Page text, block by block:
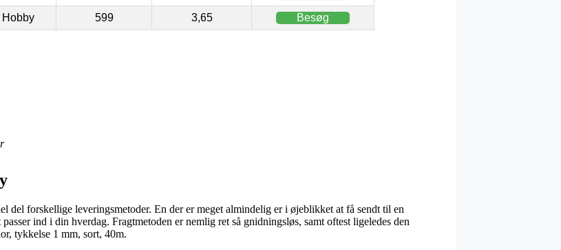
Hobby 599 3,65 Besøg
del forskellige leveringsmetoder. En der er meget almindelig er i øjeblikket at få sendt til en
ind i din hverdag. Fragtmetoden er nemlig ret så gnidningsløs, samt oftest ligeledes den
tykkelse 1 mm, sort, 40m.